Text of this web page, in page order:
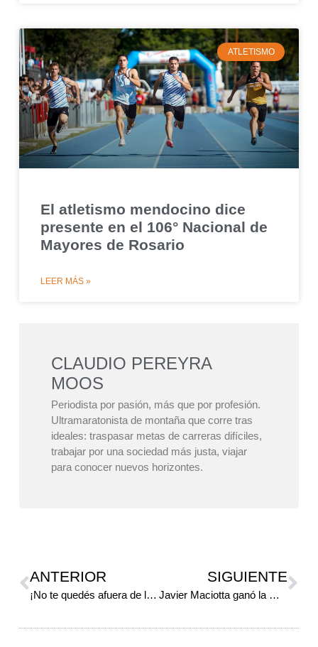
ATLETISMO
El atletismo mendocino dice
presente en el 106° Nacional de
Mayores de Rosario
LEER MÁS »
CLAUDIO PEREYRA
MOOS
Periodista por pasión, más que por profesión.
Ultramaratonista de montaña que corre tras
ideales: traspasar metas de carreras difíciles,
trabajar por una sociedad más justa, viajar
para conocer nuevos horizontes.
ANTERIOR
¡No te quedés afuera de la Maratón Solidaria de Franco!
SIGUIENTE
Javier Maciotta ganó la Maratón Solidaria Franco